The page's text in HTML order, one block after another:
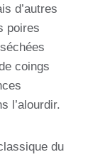
d’autres
poires
coings
l’alourdir.
du